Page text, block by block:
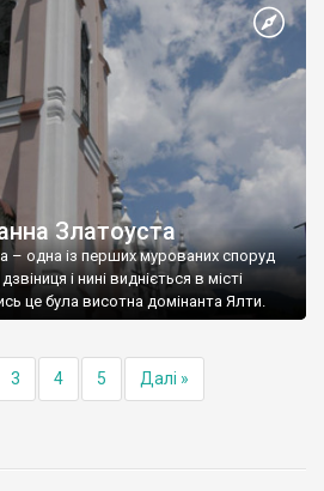
Златоуста
– одна із перших мурованих споруд
і нині видніється в місті
це була висотна домінанта Ялти.
3 4 5 Далі »